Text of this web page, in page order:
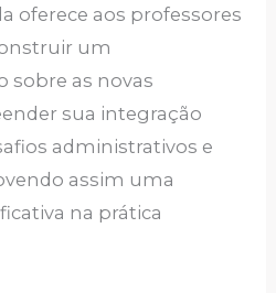
oferece aos professores
um
sobre as novas
sua integração
administrativos e
assim uma
na prática